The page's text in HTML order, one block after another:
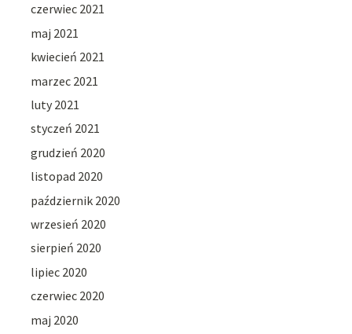
czerwiec 2021
maj 2021
kwiecień 2021
marzec 2021
luty 2021
styczeń 2021
grudzień 2020
listopad 2020
październik 2020
wrzesień 2020
sierpień 2020
lipiec 2020
czerwiec 2020
maj 2020